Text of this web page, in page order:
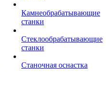
Камнеобрабатывающие
станки
Стеклообрабатывающие
станки
Станочная оснастка